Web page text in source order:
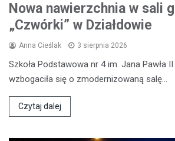
Nowa nawierzchnia w sali
„Czwórki” w Działdowie
Anna Cieślak 3 sierpnia 2026
Szkoła Podstawowa nr 4 im. Jana Pawła II
wzbogaciła się o zmodernizowaną salę…
Czytaj dalej